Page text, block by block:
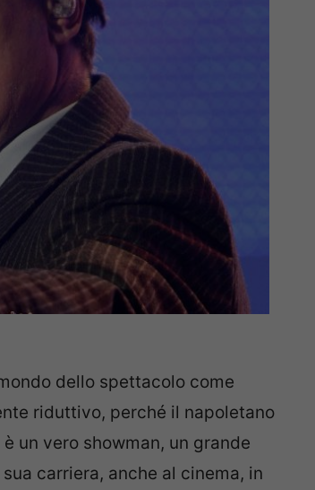
dello spettacolo come
riduttivo, perché il napoletano
è un vero showman, un grande
carriera, anche al cinema, in